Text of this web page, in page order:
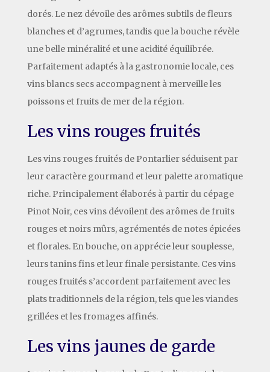
dorés. Le nez dévoile des arômes subtils de fleurs
blanches et d’agrumes, tandis que la bouche révèle
une belle minéralité et une acidité équilibrée.
Parfaitement adaptés à la gastronomie locale, ces
vins blancs secs accompagnent à merveille les
poissons et fruits de mer de la région.
Les vins rouges fruités
Les vins rouges fruités de Pontarlier séduisent par
leur caractère gourmand et leur palette aromatique
riche. Principalement élaborés à partir du cépage
Pinot Noir, ces vins dévoilent des arômes de fruits
rouges et noirs mûrs, agrémentés de notes épicées
et florales. En bouche, on apprécie leur souplesse,
leurs tanins fins et leur finale persistante. Ces vins
rouges fruités s’accordent parfaitement avec les
plats traditionnels de la région, tels que les viandes
grillées et les fromages affinés.
Les vins jaunes de garde